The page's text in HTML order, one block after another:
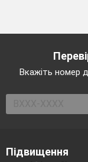
Вкажіть номер
Підвищення